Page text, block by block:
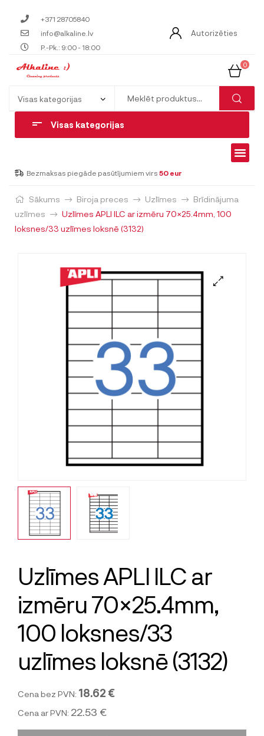
+371 28705840
info@alkaline.lv
P.-Pk.: 9:00 - 18:00
Autorizēties
0
Visas kategorijas
Bezmaksas piegāde pasūtījumiem virs 50 eur
Sākums Biroja preces Uzlīmes
Brīdinājuma
uzlīmes
Uzlīmes APLI ILC ar izmēru 70×25.4mm, 100
loksnes/33 uzlīmes loksnē (3132)
Uzlīmes APLI ILC ar
izmēru 70×25.4mm,
100 loksnes/33
uzlīmes loksnē (3132)
Cena bez PVN: 18.62 €
Cena ar PVN: 22.53 €